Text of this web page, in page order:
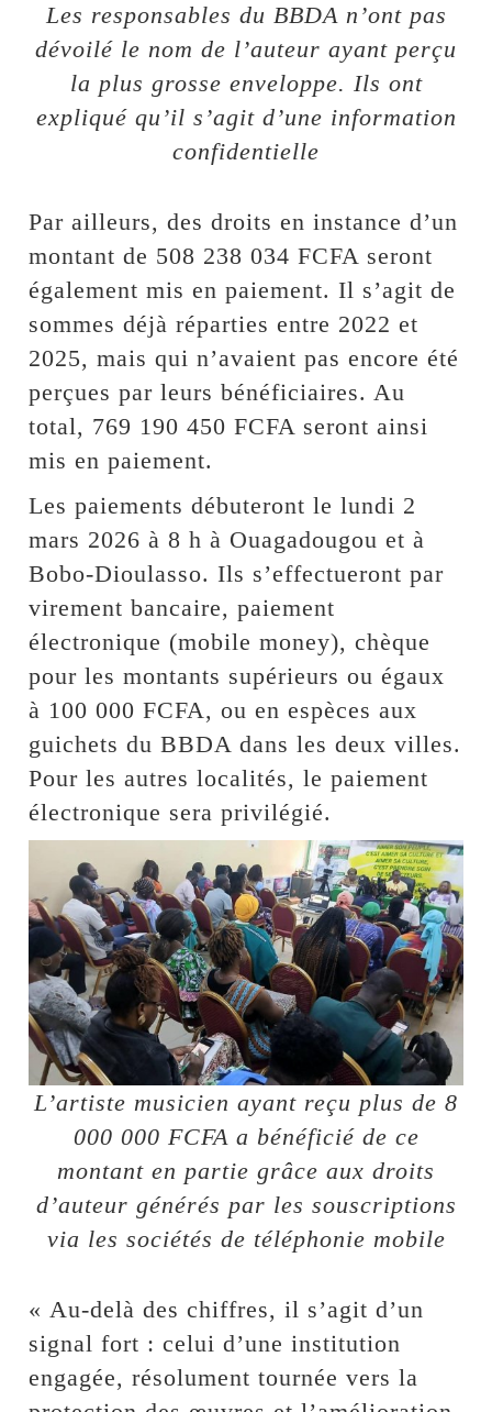
Les responsables du BBDA n’ont pas
dévoilé le nom de l’auteur ayant perçu
la plus grosse enveloppe. Ils ont
expliqué qu’il s’agit d’une information
confidentielle
Par ailleurs, des droits en instance d’un
montant de 508 238 034 FCFA seront
également mis en paiement. Il s’agit de
sommes déjà réparties entre 2022 et
2025, mais qui n’avaient pas encore été
perçues par leurs bénéficiaires. Au
total, 769 190 450 FCFA seront ainsi
mis en paiement.
Les paiements débuteront le lundi 2
mars 2026 à 8 h à Ouagadougou et à
Bobo-Dioulasso. Ils s’effectueront par
virement bancaire, paiement
électronique (mobile money), chèque
pour les montants supérieurs ou égaux
à 100 000 FCFA, ou en espèces aux
guichets du BBDA dans les deux villes.
Pour les autres localités, le paiement
électronique sera privilégié.
L’artiste musicien ayant reçu plus de 8
000 000 FCFA a bénéficié de ce
montant en partie grâce aux droits
d’auteur générés par les souscriptions
via les sociétés de téléphonie mobile
« Au-delà des chiffres, il s’agit d’un
signal fort : celui d’une institution
engagée, résolument tournée vers la